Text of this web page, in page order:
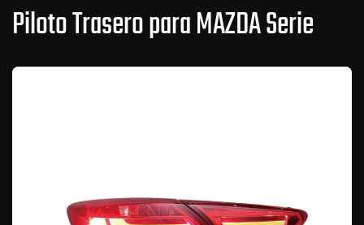
Piloto Trasero para MAZDA Serie